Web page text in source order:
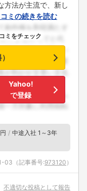
せんか？
方法が主流で、新し
ミの続きを読む
ミをチェック
Yahoo!
で登録
中途入社 1～3年
03 （記事番号:973120 ）
不適切な投稿として報告